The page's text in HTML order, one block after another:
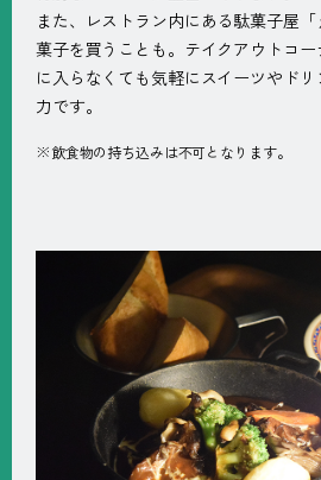
また、レストラン内にある駄菓子屋
菓子を買うことも。テイクアウトコ
に入らなくても気軽にスイーツやド
力です。
※飲食物の持ち込みは不可となります。